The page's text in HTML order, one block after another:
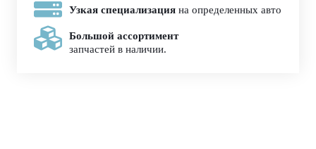
Узкая специализация на определенных авто
Большой ассортимент
запчастей в наличии.